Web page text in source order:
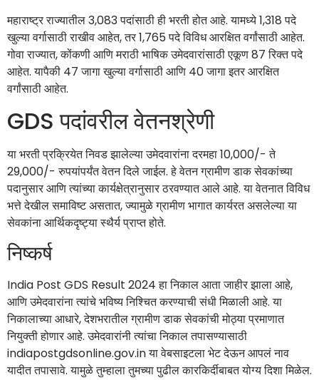
महाराष्ट्र राज्यातील 3,083 पदांसाठी ही भरती होत आहे. यामध्ये 1,318 पदे
खुल्या वर्गासाठी राखीव आहेत, तर 1,765 पदे विविध आरक्षित वर्गांसाठी आहेत.
गोवा राज्यात, कोंकणी आणि मराठी भाषिक उमेदवारांसाठी एकूण 87 रिक्त पदे
आहेत. यापैकी 47 जागा खुल्या वर्गासाठी आणि 40 जागा इतर आरक्षित
वर्गांसाठी आहेत.
GDS पदांवरील वेतनश्रेणी
या भरती प्रक्रियेत निवड झालेल्या उमेदवारांना दरमहा 10,000/- ते
29,000/- रुपयांपर्यंत वेतन दिले जाईल. हे वेतन ग्रामीण डाक सेवकांच्या
पदानुसार आणि त्यांच्या कार्यक्षेत्रानुसार ठरवण्यात आले आहे. या वेतनात विविध
भत्ते देखील समाविष्ट असतात, ज्यामुळे ग्रामीण भागात कार्यरत असलेल्या या
सेवकांना आर्थिकदृष्ट्या स्थैर्य प्राप्त होते.
निष्कर्ष
India Post GDS Result 2024 हा निकाल आता जाहीर झाला आहे,
आणि उमेदवारांना त्यांचे भविष्य निश्चित करण्याची संधी मिळाली आहे. या
निकालाच्या आधारे, देशभरातील ग्रामीण डाक सेवकांची मोठ्या प्रमाणात
नियुक्ती होणार आहे. उमेदवारांनी त्यांचा निकाल तपासण्यासाठी
indiapostgdsonline.gov.in या वेबसाइटला भेट देऊन आपलं नाव
यादीत तपासावे. यामुळे तुम्हाला तुमच्या पुढील कारकिर्दीबाबत योग्य दिशा मिळेल.